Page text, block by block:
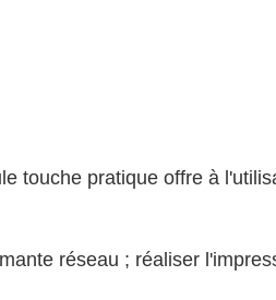
touche pratique offre à
réseau ; réaliser